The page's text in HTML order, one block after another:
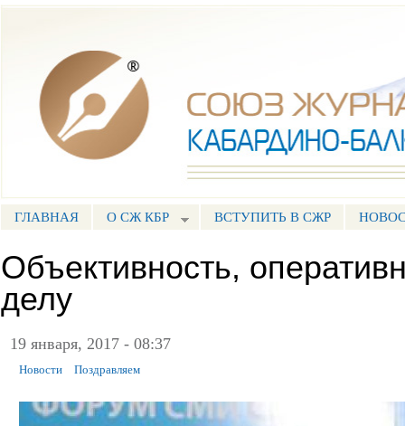
ГЛАВНОЕ МЕНЮ
ГЛАВНАЯ О СЖ КБР ВСТУПИТЬ В СЖР
Объективность,
делу
19 января, 2017 - 08:37
Новости Поздравляем